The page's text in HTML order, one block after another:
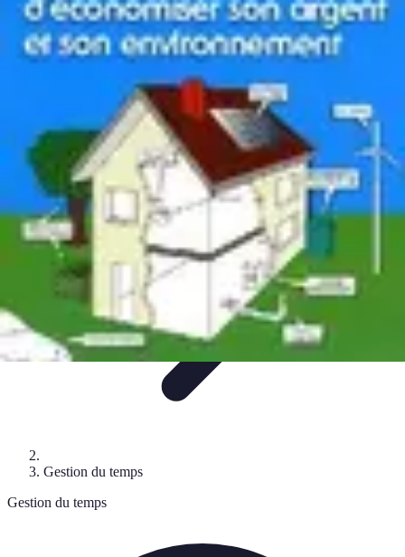
Astuces du Quotidien
Économie domestiqueCuisine et AlimentationCuisine &
Ménage OrganisationProductivité
Astuces du Quotidien
Gestion du temps
Gestion du temps